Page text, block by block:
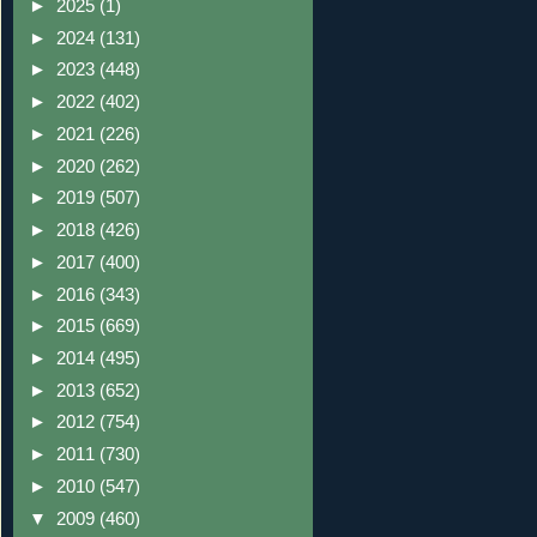
► 2025 (1)
► 2024 (131)
► 2023 (448)
► 2022 (402)
► 2021 (226)
► 2020 (262)
► 2019 (507)
► 2018 (426)
► 2017 (400)
► 2016 (343)
► 2015 (669)
► 2014 (495)
► 2013 (652)
► 2012 (754)
► 2011 (730)
► 2010 (547)
▼ 2009 (460)